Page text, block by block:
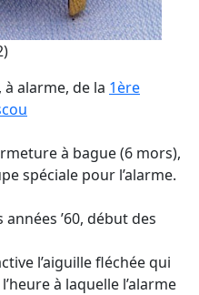
alarme, de la 1ère
à bague (6 mors),
spéciale pour l’alarme.
’60, début des
l’aiguille fléchée qui
à laquelle l’alarme